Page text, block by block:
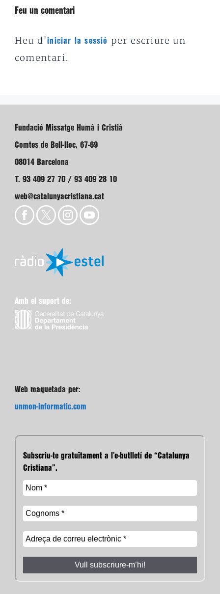
Feu un comentari
Heu d'iniciar la sessió
per escriure un
comentari.
Fundació Missatge Humà i Cristià
Comtes de Bell-lloc, 67-69
08014 Barcelona
T. 93 409 27 70 / 93 409 28 10
web@catalunyacristiana.cat
Amb el suport de:
Web maquetada per:
unmon-informatic.com
Subscriu-te gratuïtament a l’e-butlletí de “Catalunya
Cristiana”.